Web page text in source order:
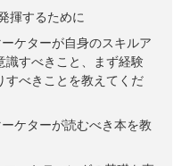
揮するために
ケターが自身のスキルア
識すべきこと、まず経験
すべきことを教えてくだ
ケターが読むべき本を教